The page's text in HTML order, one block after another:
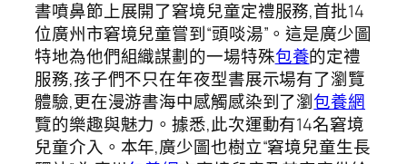
書噴鼻節上展開了窘境兒童定禮服務,首批14
位廣州市窘境兒童嘗到“頭啖湯”。這是廣少圖
特地為他們組織謀劃的一場特殊包養的定禮
服務,孩子們不只在年夜型書展示場有了瀏覽
體驗,更在漫游書海中感觸感染到了瀏包養網
覽的樂趣與魅力。據悉,此次運動有14名窘境
兒童介入。本年,廣少圖也樹立“窘境兒童生長